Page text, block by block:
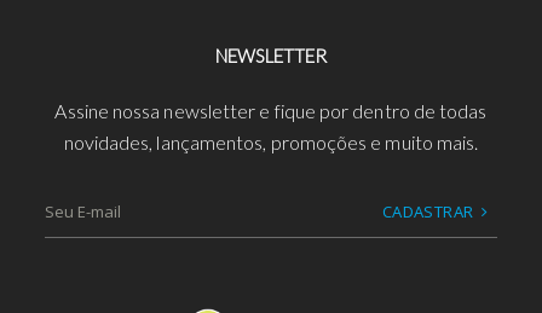
NEWSLETTER
Assine nossa newsletter e fique por dentro de todas
novidades, lançamentos, promoções e muito mais.
CADASTRAR